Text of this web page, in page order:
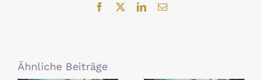
Facebook
LinkedIn
E-
Ähnliche Beiträge